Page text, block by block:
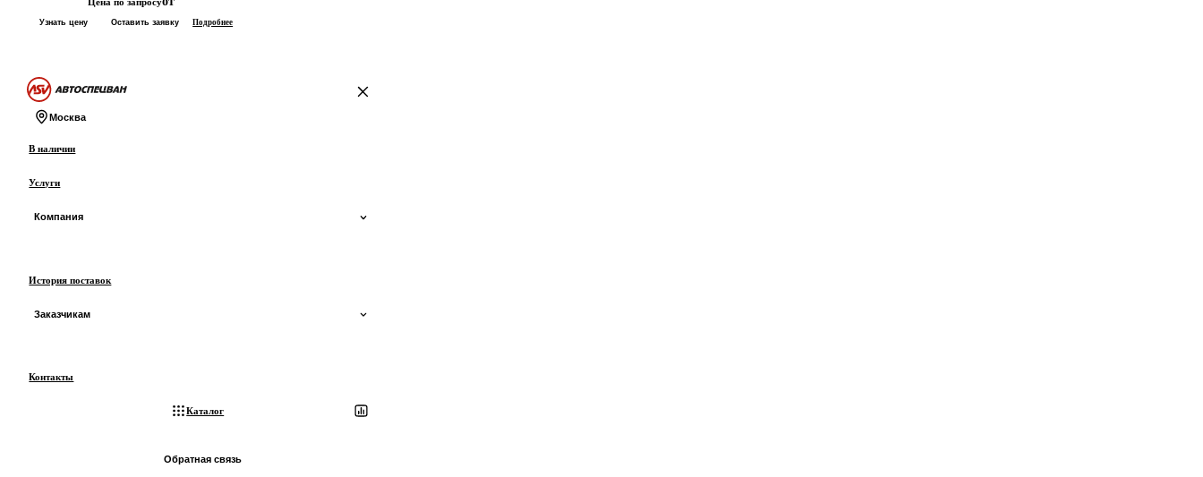
Узнать цену Оставить заявку Подробнее
На главную
Москва
В наличии
Услуги
Компания
О производстве
История поставок
Заказчикам
Контакты
Каталог
Обратная связь